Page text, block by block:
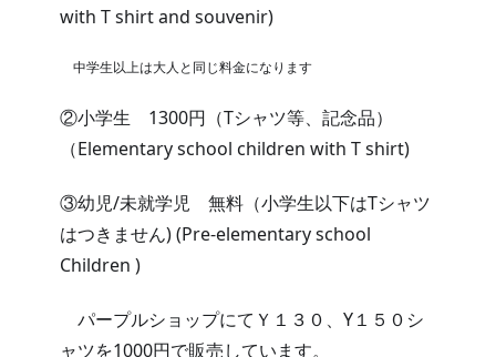
with T shirt and souvenir)
中学生以上は大人と同じ料金になります
②小学生　1300円（Tシャツ等、記念品）
（Elementary school children with T shirt)
③幼児/未就学児　無料（小学生以下はTシャツ
はつきません) (Pre-elementary school
Children )
パープルショップにてＹ１３０、Y１５０シ
ャツを1000円で販売しています。